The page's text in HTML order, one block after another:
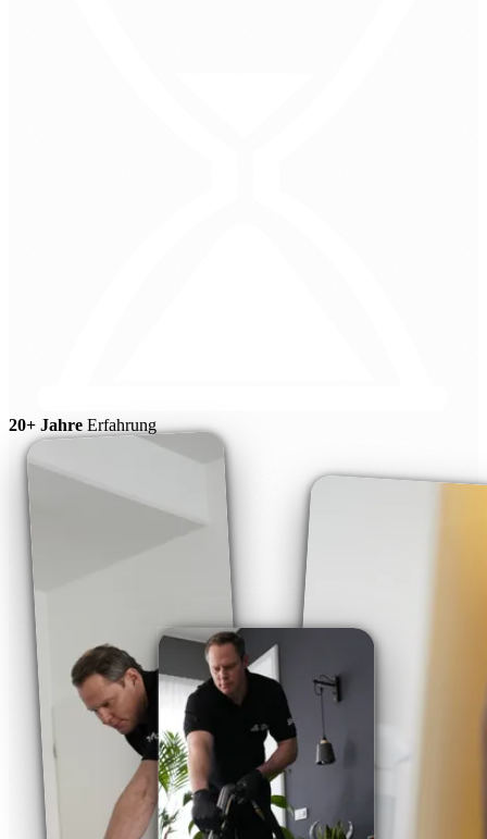
20+ Jahre Erfahrung